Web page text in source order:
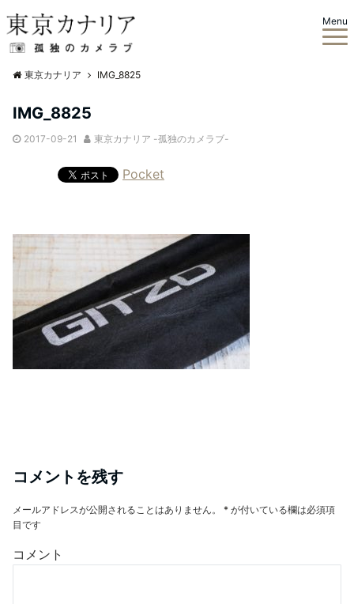
Menu
東京カナリア IMG_8825
IMG_8825
2017-09-21 東京カナリア -孤独のカメラブ-
Pocket
コメントを残す
メールアドレスが公開されることはありません。 * が付いている欄は必須項
目です
コメント